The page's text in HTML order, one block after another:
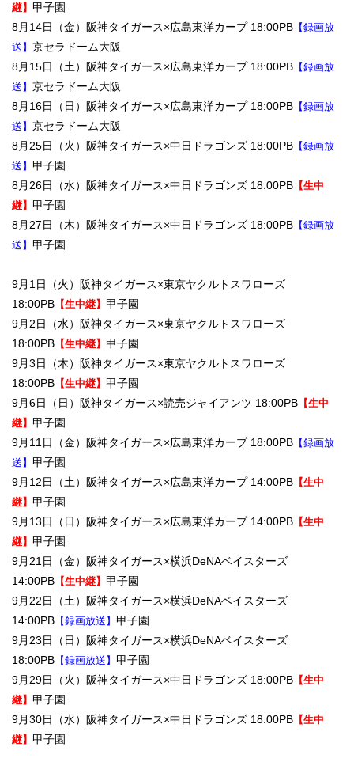
継】 甲子園
8月14日（金）阪神タイガース×広島東洋カープ 18:00PB 【録画放
送】 京セラドーム大阪
8月15日（土）阪神タイガース×広島東洋カープ 18:00PB 【録画放
送】 京セラドーム大阪
8月16日（日）阪神タイガース×広島東洋カープ 18:00PB 【録画放
送】 京セラドーム大阪
8月25日（火）阪神タイガース×中日ドラゴンズ 18:00PB 【録画放
送】 甲子園
8月26日（水）阪神タイガース×中日ドラゴンズ 18:00PB 【生中
継】 甲子園
8月27日（木）阪神タイガース×中日ドラゴンズ 18:00PB 【録画放
送】 甲子園
9月1日（火）阪神タイガース×東京ヤクルトスワローズ
18:00PB 【生中継】 甲子園
9月2日（水）阪神タイガース×東京ヤクルトスワローズ
18:00PB 【生中継】 甲子園
9月3日（木）阪神タイガース×東京ヤクルトスワローズ
18:00PB 【生中継】 甲子園
9月6日（日）阪神タイガース×読売ジャイアンツ 18:00PB 【生中
継】 甲子園
9月11日（金）阪神タイガース×広島東洋カープ 18:00PB 【録画放
送】 甲子園
9月12日（土）阪神タイガース×広島東洋カープ 14:00PB 【生中
継】 甲子園
9月13日（日）阪神タイガース×広島東洋カープ 14:00PB 【生中
継】 甲子園
9月21日（金）阪神タイガース×横浜DeNAベイスターズ
14:00PB 【生中継】 甲子園
9月22日（土）阪神タイガース×横浜DeNAベイスターズ
14:00PB 【録画放送】 甲子園
9月23日（日）阪神タイガース×横浜DeNAベイスターズ
18:00PB 【録画放送】 甲子園
9月29日（火）阪神タイガース×中日ドラゴンズ 18:00PB 【生中
継】 甲子園
9月30日（水）阪神タイガース×中日ドラゴンズ 18:00PB 【生中
継】 甲子園